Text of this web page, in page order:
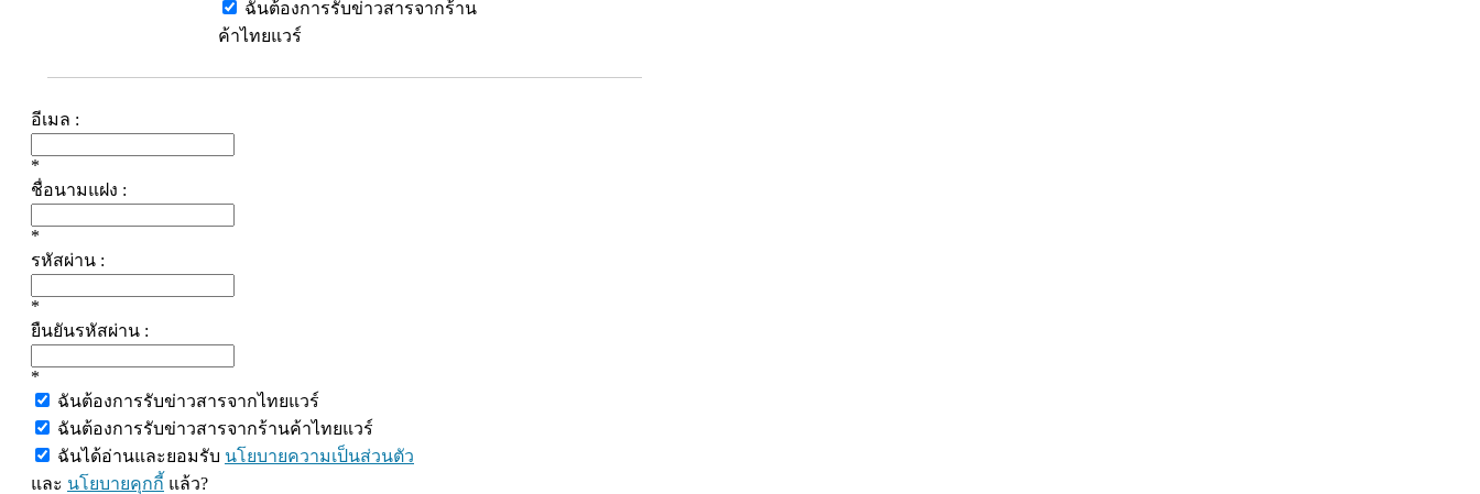
ฉันต้องการรับข่าวสารจากร้าน
ค้าไทยแวร์
อีเมล :
*
ชื่อนามแฝง :
*
รหัสผ่าน :
*
ยืนยันรหัสผ่าน :
*
ฉันต้องการรับข่าวสารจากไทยแวร์
ฉันต้องการรับข่าวสารจากร้านค้าไทยแวร์
ฉันได้อ่านและยอมรับ นโยบายความเป็นส่วนตัว
และ นโยบายคุกกี้ แล้ว?